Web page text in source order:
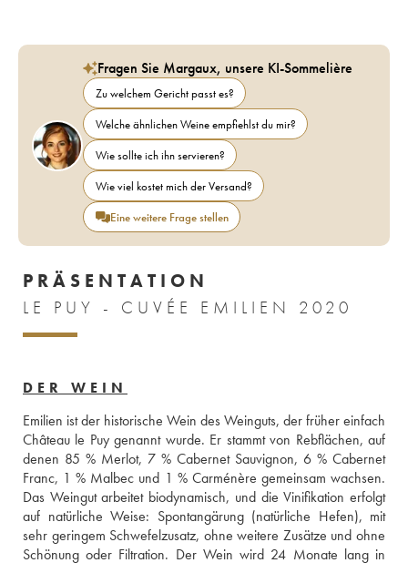
Fragen Sie Margaux, unsere KI-Sommelière
Zu welchem Gericht passt es?
Welche ähnlichen Weine empfiehlst du mir?
Wie sollte ich ihn servieren?
Wie viel kostet mich der Versand?
Eine weitere Frage stellen
PRÄSENTATION
LE PUY - CUVÉE EMILIEN 2020
DER WEIN
Emilien ist der historische Wein des Weinguts, der früher einfach
Château le Puy genannt wurde. Er stammt von Rebflächen, auf
denen 85 % Merlot, 7 % Cabernet Sauvignon, 6 % Cabernet
Franc, 1 % Malbec und 1 % Carménère gemeinsam wachsen.
Das Weingut arbeitet biodynamisch, und die Vinifikation erfolgt
auf natürliche Weise: Spontangärung (natürliche Hefen), mit
sehr geringem Schwefelzusatz, ohne weitere Zusätze und ohne